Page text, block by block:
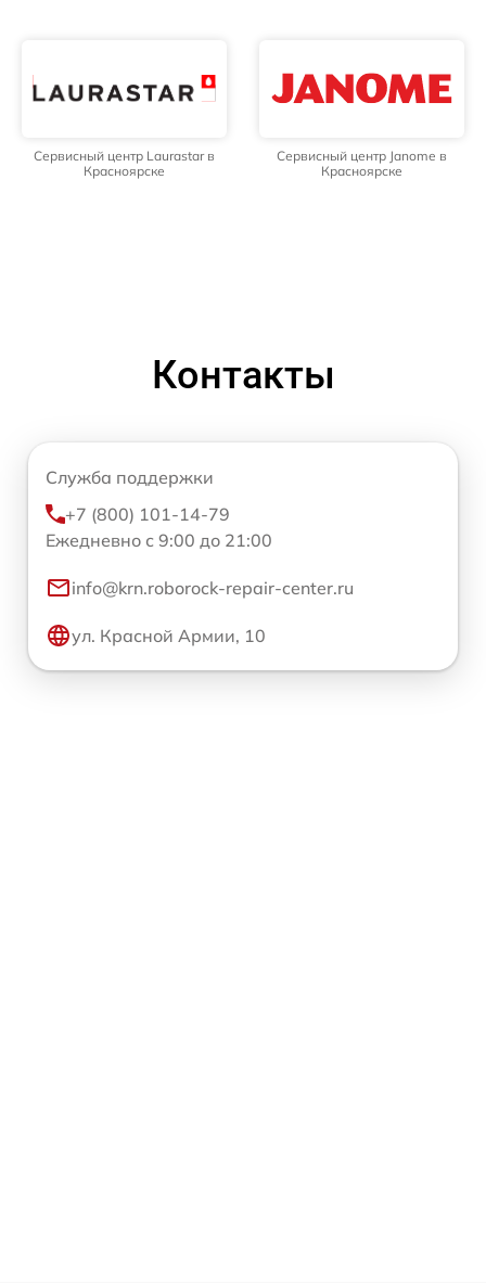
Сервисный центр Laurastar в
Красноярске
Сервисный центр Janome в
Красноярске
Контакты
Служба поддержки
+7 (800) 101-14-79
Ежедневно с 9:00 до 21:00
info@krn.roborock-repair-center.ru
ул. Красной Армии, 10